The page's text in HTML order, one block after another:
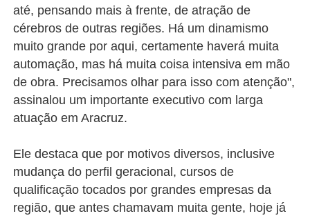
até, pensando mais à frente, de atração de
cérebros de outras regiões. Há um dinamismo
muito grande por aqui, certamente haverá muita
automação, mas há muita coisa intensiva em mão
de obra. Precisamos olhar para isso com atenção",
assinalou um importante executivo com larga
atuação em Aracruz.
Ele destaca que por motivos diversos, inclusive
mudança do perfil geracional, cursos de
qualificação tocados por grandes empresas da
região, que antes chamavam muita gente, hoje já